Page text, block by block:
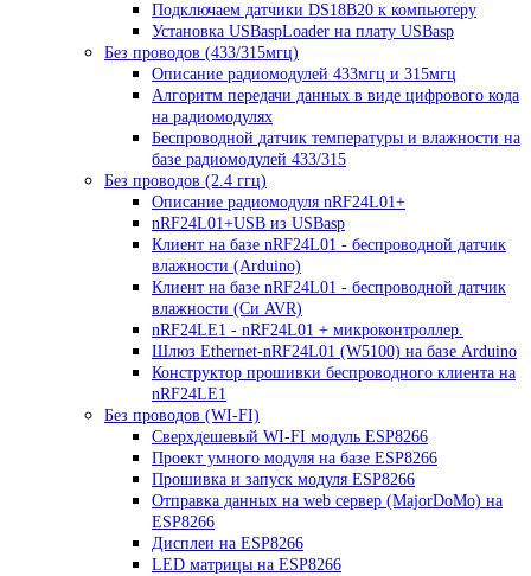
Подключаем датчики DS18B20 к компьютеру
Установка USBaspLoader на плату USBasp
Без проводов (433/315мгц)
Описание радиомодулей 433мгц и 315мгц
Алгоритм передачи данных в виде цифрового кода
на радиомодулях
Беспроводной датчик температуры и влажности на
базе радиомодулей 433/315
Без проводов (2.4 ггц)
Описание радиомодуля nRF24L01+
nRF24L01+USB из USBasp
Клиент на базе nRF24L01 - беспроводной датчик
влажности (Arduino)
Клиент на базе nRF24L01 - беспроводной датчик
влажности (Си AVR)
nRF24LE1 - nRF24L01 + микроконтроллер.
Шлюз Ethernet-nRF24L01 (W5100) на базе Arduino
Конструктор прошивки беспроводного клиента на
nRF24LE1
Без проводов (WI-FI)
Сверхдешевый WI-FI модуль ESP8266
Проект умного модуля на базе ESP8266
Прошивка и запуск модуля ESP8266
Отправка данных на web сервер (MajorDoMo) на
ESP8266
Дисплеи на ESP8266
LED матрицы на ESP8266